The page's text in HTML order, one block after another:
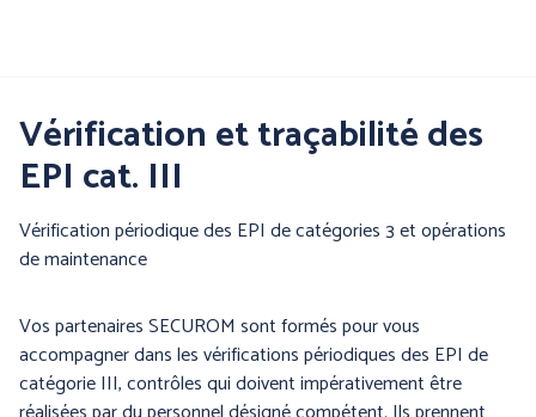
Nos produits
Par famille :
Vérification et traçabilité des
EPI cat. III
Vérification périodique des EPI de catégories 3 et opérations
de maintenance
Vos partenaires SECUROM sont formés pour vous
accompagner dans les vérifications périodiques des EPI de
catégorie III, contrôles qui doivent impérativement être